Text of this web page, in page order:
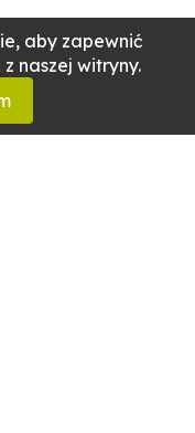
aby zapewnić
naszej witryny.